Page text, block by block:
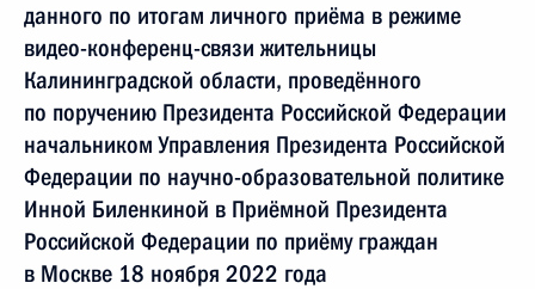
данного по итогам личного приёма в режиме
видео-конференц-связи жительницы
Калининградской области, проведённого
по поручению Президента Российской Федерации
начальником Управления Президента Российской
Федерации по научно-образовательной политике
Инной Биленкиной в Приёмной Президента
Российской Федерации по приёму граждан
в Москве 18 ноября 2022 года